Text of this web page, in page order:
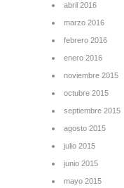
abril 2016
marzo 2016
febrero 2016
enero 2016
noviembre 2015
octubre 2015
septiembre 2015
agosto 2015
julio 2015
junio 2015
mayo 2015